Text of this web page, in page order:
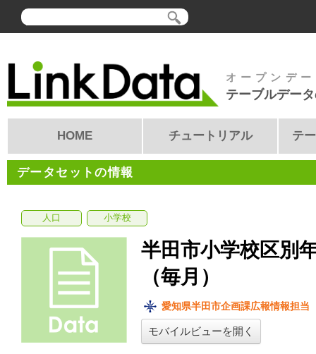
オープンデ
テーブルデー
HOME チュートリアル テ
データセットの情報
人口 小学校
半田市小学校区別
（毎月）
愛知県半田市企画課広報情報担当
モバイルビューを開く